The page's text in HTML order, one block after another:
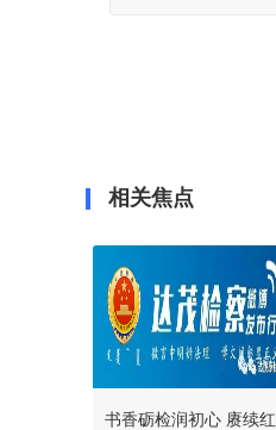
相关焦点
书香砺检润初心 赓续红